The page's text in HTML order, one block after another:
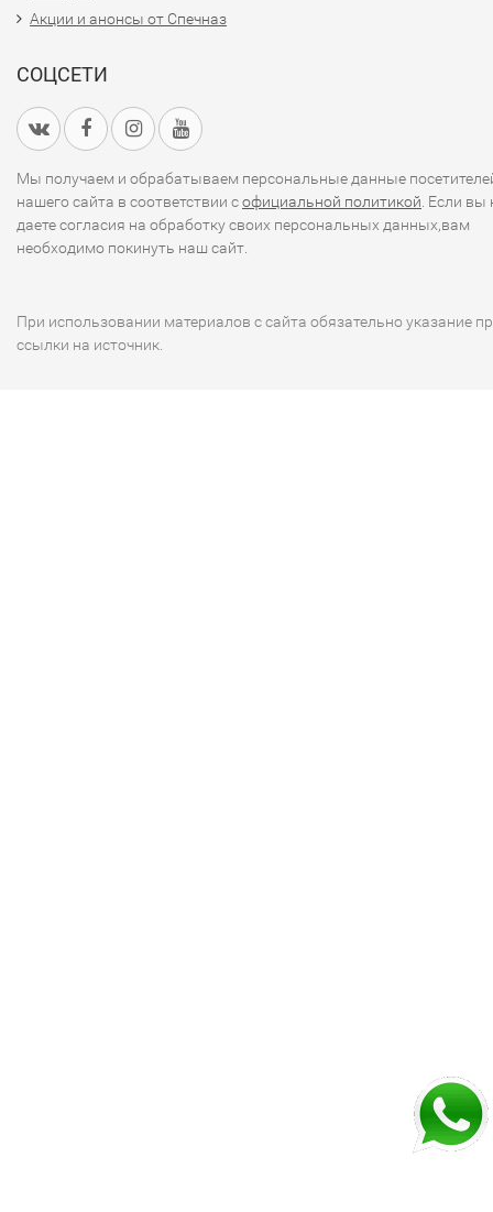
Акции и анонсы от Спечназ
СОЦСЕТИ
Мы получаем и обрабатываем персональные данные
нашего сайта в соответствии софициальной политикой . Если вы
даете согласия на обработку своих персональных данных,вам
необходимо покинуть наш сайт.
При использовании материалов с сайта обязательно указание
ссылки на источник.